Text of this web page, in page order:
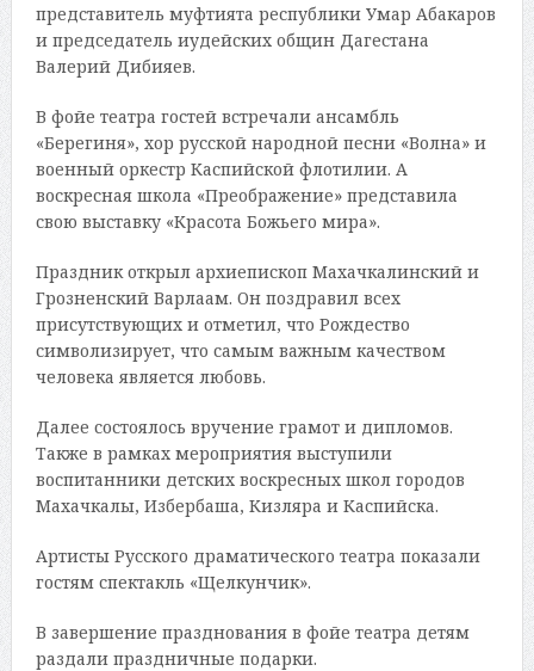
представитель муфтията республики Умар Абакаров
и председатель иудейских общин Дагестана
Валерий Дибияев.
В фойе театра гостей встречали ансамбль
«Берегиня», хор русской народной песни «Волна» и
военный оркестр Каспийской флотилии. А
воскресная школа «Преображение» представила
свою выставку «Красота Божьего мира».
Праздник открыл архиепископ Махачкалинский и
Грозненский Варлаам. Он поздравил всех
присутствующих и отметил, что Рождество
символизирует, что самым важным качеством
человека является любовь.
Далее состоялось вручение грамот и дипломов.
Также в рамках мероприятия выступили
воспитанники детских воскресных школ городов
Махачкалы, Избербаша, Кизляра и Каспийска.
Артисты Русского драматического театра показали
гостям спектакль «Щелкунчик».
В завершение празднования в фойе театра детям
раздали праздничные подарки.